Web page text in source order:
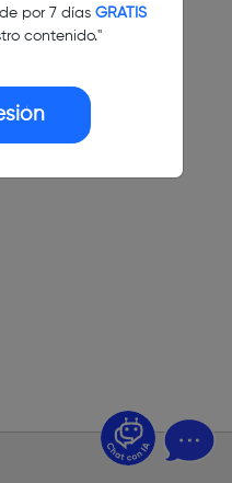
por 7 días GRATIS
contenido."